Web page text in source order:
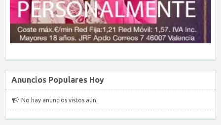
Anuncios Populares Hoy
No hay anuncios vistos aún.